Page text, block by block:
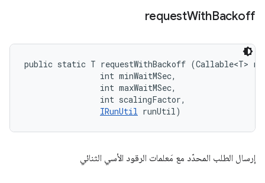
requestWithBackoff
public static T requestWithBackoff (Callable<T>
                int minWaitMSec,
                int maxWaitMSec,
                int scalingFactor,
IRunUtil runUtil)
إرسال الطلب المحدّد مع مَعلمات الرقود الأسي الثنائي